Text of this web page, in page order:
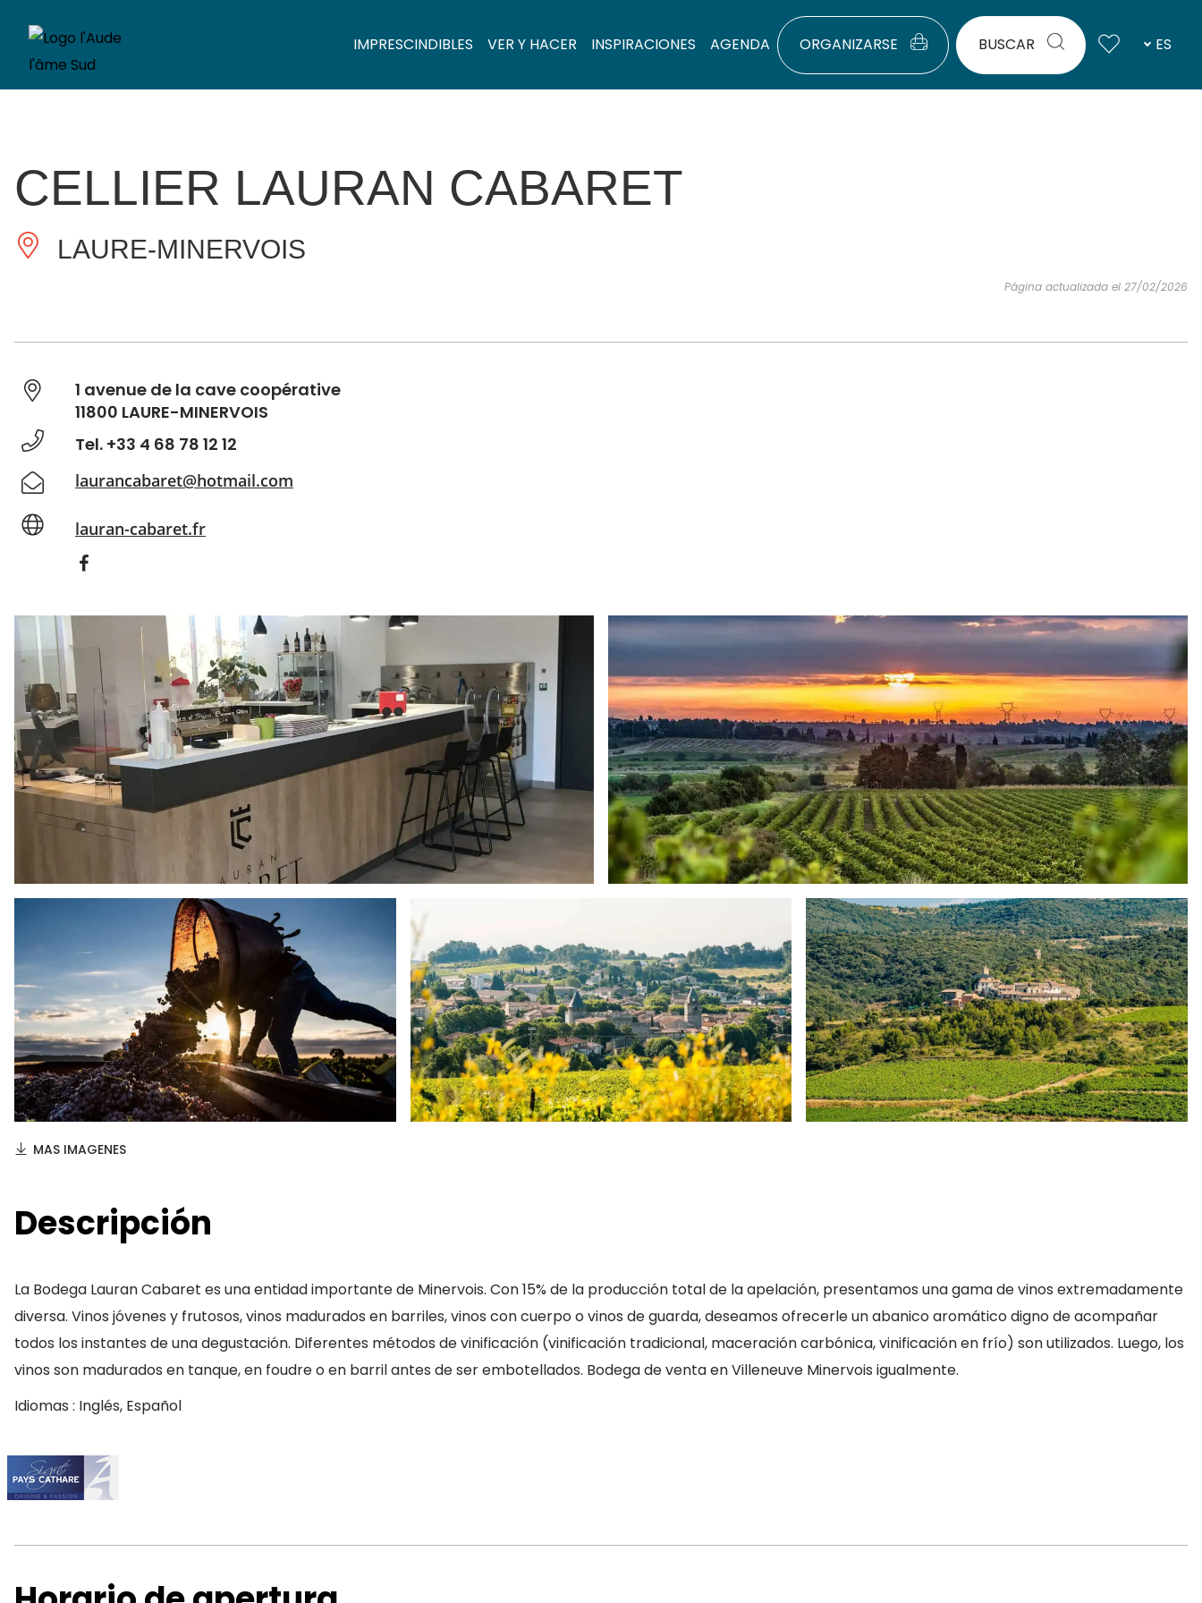
IMPRESCINDIBLES VER Y HACER INSPIRACIONES AGENDA ORGANIZARSE BUSCAR ES
CELLIER LAURAN CABARET
LAURE-MINERVOIS
Página actualizada el 27/02/2026
1 avenue de la cave coopérative
11800 LAURE-MINERVOIS
Tel. +33 4 68 78 12 12
laurancabaret@hotmail.com
lauran-cabaret.fr
MAS IMAGENES
Descripción
La Bodega Lauran Cabaret es una entidad importante de Minervois. Con 15% de la producción total de la apelación, presentamos una gama de vinos extremadamente
diversa. Vinos jóvenes y frutosos, vinos madurados en barriles, vinos con cuerpo o vinos de guarda, deseamos ofrecerle un abanico aromático digno de acompañar
todos los instantes de una degustación. Diferentes métodos de vinificación (vinificación tradicional, maceración carbónica, vinificación en frío) son utilizados. Luego, los
vinos son madurados en tanque, en foudre o en barril antes de ser embotellados. Bodega de venta en Villeneuve Minervois igualmente.
Idiomas : Inglés, Español